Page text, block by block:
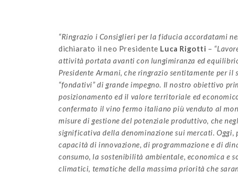
“Ringrazio i Consiglieri per la fiducia accordatami
dichiarato il neo Presidente Luca Rigotti –
attività portata avanti con lungimiranza ed
Presidente Armani, che ringrazio sentitamente per
“fondativi” di grande impegno. Il nostro obiettivo
posizionamento ed il valore territoriale ed
confermato il vino fermo italiano più venduto al
misure di gestione del potenziale produttivo, che
significativa della denominazione sui mercati. Oggi,
capacità di innovazione, di programmazione e di
consumo, la sostenibilità ambientale, economica e
climatici, tematiche della massima priorità che